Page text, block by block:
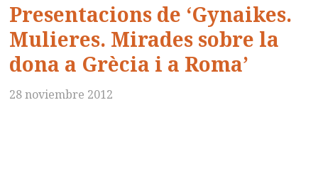
Presentacions de ‘Gynaikes.
Mulieres. Mirades sobre la
dona a Grècia i a Roma’
28 noviembre 2012